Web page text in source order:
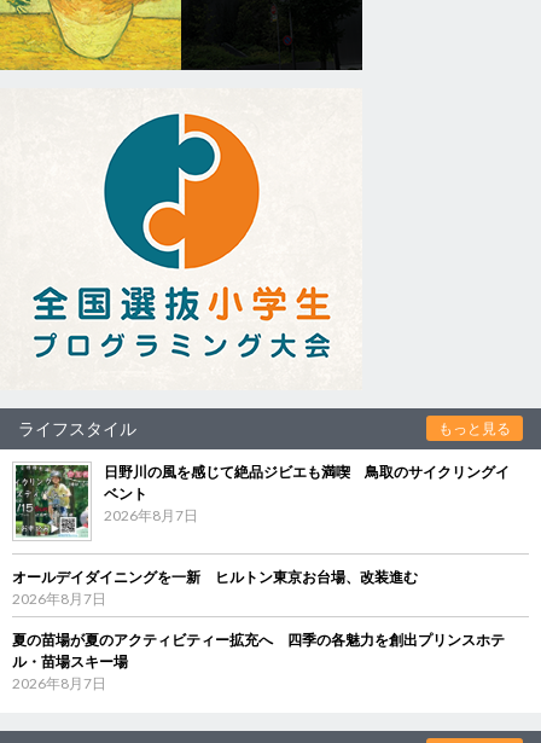
ライフスタイル もっと見る
日野川の風を感じて絶品ジビエも満喫 鳥取のサイクリングイ
ベント
2026年8月7日
オールデイダイニングを一新 ヒルトン東京お台場、改装進む
2026年8月7日
夏の苗場が夏のアクティビティー拡充へ 四季の各魅力を創出プリンスホテ
ル・苗場スキー場
2026年8月7日